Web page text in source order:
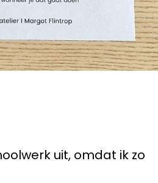
uit, omdat ik zo